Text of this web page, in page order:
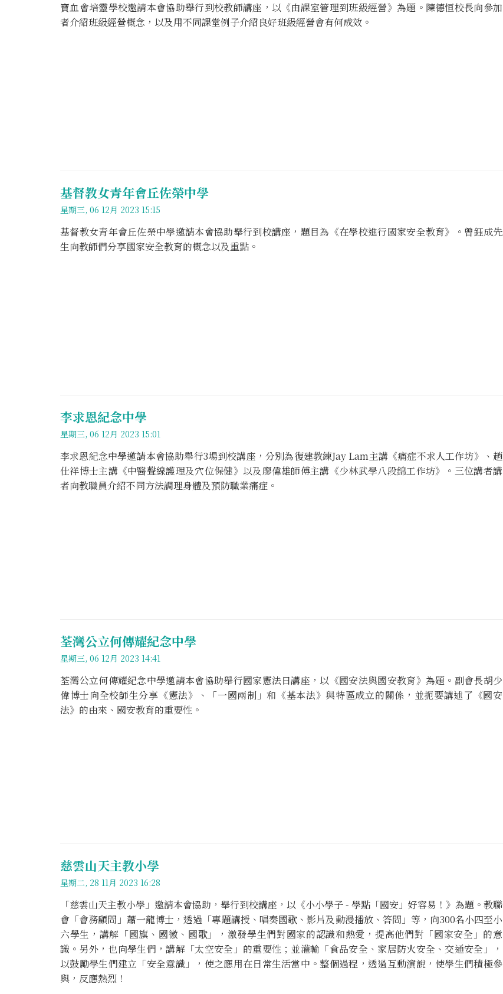
寶血會培靈學校邀請本會協助舉行到校教師講座，以《由課室管理到班級經營》為題。陳德恒校長向參加
者介紹班級經營概念，以及用不同課堂例子介紹良好班級經營會有何成效。
基督教女青年會丘佐榮中學
星期三, 06 12月 2023 15:15
基督教女青年會丘佐榮中學邀請本會協助舉行到校講座，題目為《在學校進行國家安全教育》。曾鈺成先
生向教師們分享國家安全教育的概念以及重點。
李求恩紀念中學
星期三, 06 12月 2023 15:01
李求恩紀念中學邀請本會協助舉行3場到校講座，分別為復建教練Jay Lam主講《痛症不求人工作坊》、趙
仕祥博士主講《中醫聲線護理及穴位保健》以及廖偉雄師傅主講《少林武學八段錦工作坊》。三位講者講
者向教職員介紹不同方法調理身體及預防職業痛症。
荃灣公立何傳耀紀念中學
星期三, 06 12月 2023 14:41
荃灣公立何傳耀紀念中學邀請本會協助舉行國家憲法日講座，以《國安法與國安教育》為題。副會長胡少
偉博士向全校師生分享《憲法》、「一國兩制」和《基本法》與特區成立的關係，並扼要講述了《國安
法》的由來、國安教育的重要性。
慈雲山天主教小學
星期二, 28 11月 2023 16:28
「慈雲山天主教小學」邀請本會協助，舉行到校講座，以《小小學子 - 學點「國安」好容易！》為題。教聯
會「會務顧問」蕭一龍博士，透過「專題講授、唱奏國歌、影片及動漫播放、答問」等，向300名小四至小
六學生，講解「國旗、國徽、國歌」，激發學生們對國家的認識和熱愛，提高他們對「國家安全」的意
識。另外，也向學生們，講解「太空安全」的重要性；並灌輸「食品安全、家居防火安全、交通安全」，
以鼓勵學生們建立「安全意識」，使之應用在日常生活當中。整個過程，透過互動演說，使學生們積極參
與，反應熱烈！